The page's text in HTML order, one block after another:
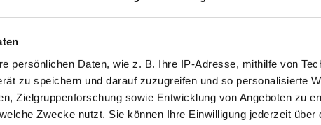
persönlichen Daten, wie z. B. Ihre IP-Adresse, mithilfe von
zu speichern und darauf zuzugreifen und so personalisierte
Zielgruppenforschung sowie Entwicklung von Angeboten zu
Zwecke nutzt. Sie können Ihre Einwilligung jederzeit über
Zuletzt angesehen